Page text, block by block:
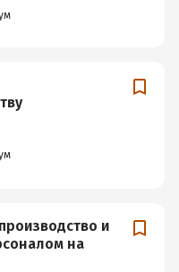
и
на